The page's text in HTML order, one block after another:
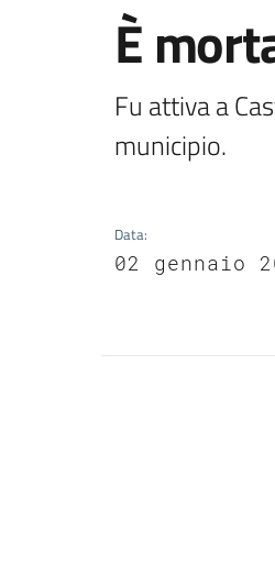
Salta al contenuto
È
Fu attiva a
municipio.
Data:
02 gennaio